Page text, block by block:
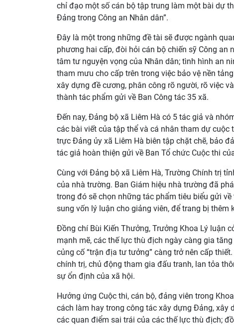
chỉ đạo một số cán bộ tập trung làm một bài dự
Đảng trong Công an Nhân dân”.
Đây là một trong những đề tài sẽ được ngành
phương hai cấp, đòi hỏi cán bộ chiến sỹ Công
tâm tư nguyện vọng của Nhân dân; tình hình an
tham mưu cho cấp trên trong việc bảo vệ nền
xây dựng đề cương, phân công rõ người, rõ việc
thành tác phẩm gửi về Ban Công tác 35 xã.
Đến nay, Đảng bộ xã Liêm Hà có 5 tác giả và
các bài viết của tập thể và cá nhân tham dự
trực Đảng ủy xã Liêm Hà biên tập chặt chẽ, bảo
tác giả hoàn thiện gửi về Ban Tổ chức Cuộc thi
Cùng với Đảng bộ xã Liêm Hà, Trường Chính trị
của nhà trường. Ban Giám hiệu nhà trường đã
trong đó sẽ chọn những tác phẩm tiêu biểu gửi
sung vốn lý luận cho giảng viên, để trang bị
Đồng chí Bùi Kiến Thưởng, Trưởng Khoa Lý luận
mạnh mẽ, các thế lực thù địch ngày càng gia
củng cố “trận địa tư tưởng” càng trở nên cấp
chính trị, chủ động tham gia đấu tranh, lan tỏa
sự ổn định của xã hội.
Hưởng ứng Cuộc thi, cán bộ, đảng viên trong
cách làm hay trong công tác xây dựng Đảng, xây
các quan điểm sai trái của các thế lực thù địch;